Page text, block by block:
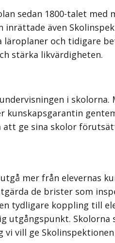
sedan 1800-talet
även
och tidigare
stärka likvärdigheten.
i
ge sina skolor
mer från elevernas
de brister som
tydligare koppling till
utgångspunkt.
vill ge